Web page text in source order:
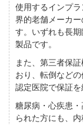
使用するインプ
界的老舗メーカ
す。いずれも長
製品です。
また、第三者保
おり、転倒など
認定医院で保証を
糖尿病・心疾患
られた方にも、